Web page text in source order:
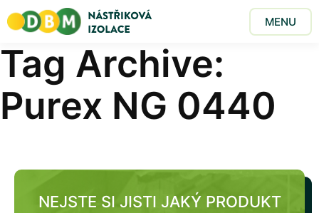
MENU
Tag Archive:
Purex NG 0440
NEJSTE SI JISTI JAKÝ PRODUKT